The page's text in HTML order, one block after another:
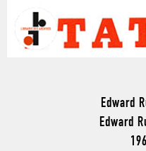
Edward
Edward